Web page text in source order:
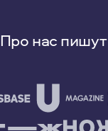
Про нас пишут